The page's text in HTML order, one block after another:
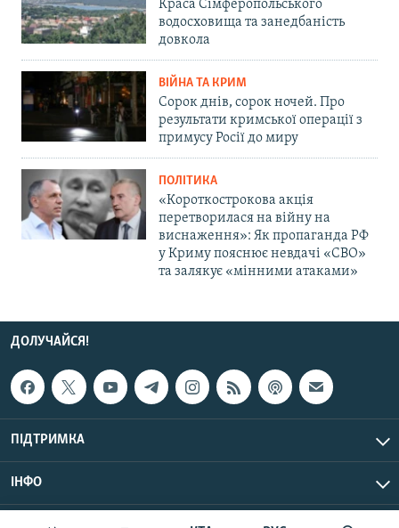
Краса Сімферопольського
водосховища та занедбаність
довкола
ВІЙНА ТА КРИМ
Сорок днів, сорок ночей. Про
результати кримської операції з
примусу Росії до миру
ПОЛІТИКА
«Короткострокова акція
перетворилася на війну на
виснаження»: Як пропаганда РФ
у Криму пояснює невдачі «СВО»
та залякує «мінними атаками»
ДОЛУЧАЙСЯ!
ПІДТРИМКА
ІНФО